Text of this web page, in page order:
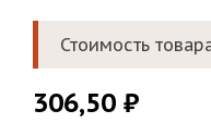
Стоимость
306,50 ₽